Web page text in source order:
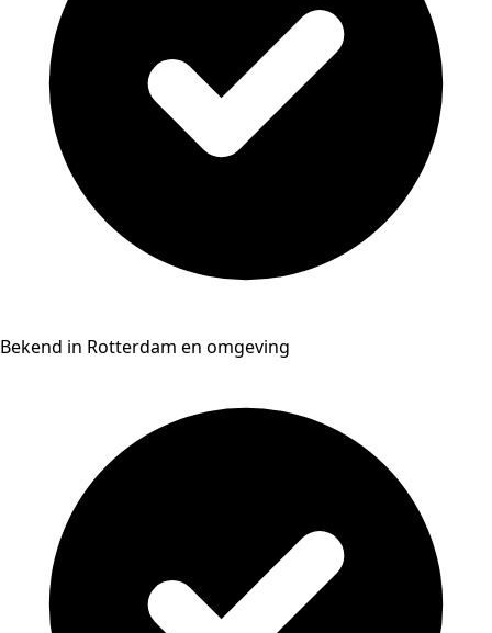
Bekend in Rotterdam en omgeving